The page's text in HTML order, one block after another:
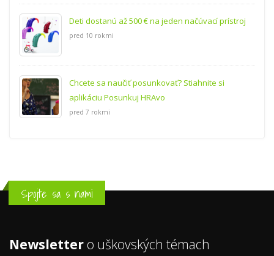
Deti dostanú až 500 € na jeden načúvací prístroj
pred 10 rokmi
Chcete sa naučiť posunkovať? Stiahnite si
aplikáciu Posunkuj HRAvo
pred 7 rokmi
Spojte sa s nami
Newsletter o uškovských témach